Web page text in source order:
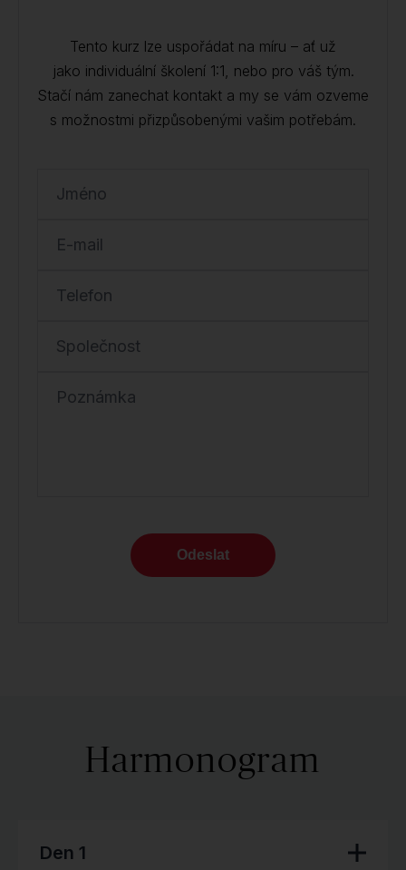
Tento kurz lze uspořádat na míru – ať už
jako individuální školení 1:1, nebo pro váš tým.
Stačí nám zanechat kontakt a my se vám ozveme
s možnostmi přizpůsobenými vašim potřebám.
Jméno
E-mail
Telefon
Společnost
Poznámka
Odeslat
Harmonogram
Den 1